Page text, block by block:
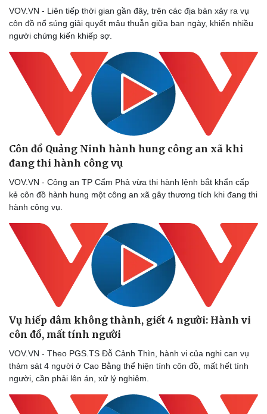
Doanh nghiệp
Thông tin doanh nghiệp
Doanh nghiệp 24h
Vì cộng đồng
Công nghệ
Sành điệu
Chuyển đổi số
VOV.VN - Liên tiếp thời gian gần đây, trên các địa bàn xảy ra vụ
côn đồ nổ súng giải quyết mâu thuẫn giữa ban ngày, khiến nhiều
người chứng kiến khiếp sợ.
Côn đồ Quảng Ninh hành hung công an xã khi
đang thi hành công vụ
VOV.VN - Công an TP Cẩm Phả vừa thi hành lệnh bắt khẩn cấp
kẻ côn đồ hành hung một công an xã gây thương tích khi đang thi
hành công vụ.
Vụ hiếp dâm không thành, giết 4 người: Hành vi
côn đồ, mất tính người
VOV.VN - Theo PGS.TS Đỗ Cảnh Thìn, hành vi của nghi can vụ
thảm sát 4 người ở Cao Bằng thể hiện tính côn đồ, mất hết tính
người, cần phải lên án, xử lý nghiêm.